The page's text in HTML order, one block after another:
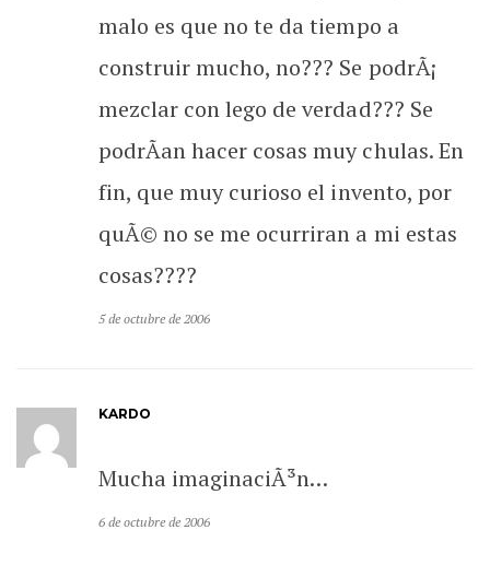
malo es que no te da tiempo a
construir mucho, no??? Se podrÃ¡
mezclar con lego de verdad??? Se
podrÃ­an hacer cosas muy chulas. En
fin, que muy curioso el invento, por
quÃ© no se me ocurriran a mi estas
cosas????
5 de octubre de 2006
KARDO
Mucha imaginaciÃ³n…
6 de octubre de 2006